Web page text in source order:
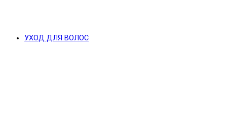
УХОД ДЛЯ ВОЛОС